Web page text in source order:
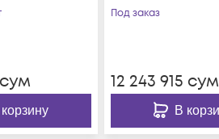
сум
Под заказ
12 243 915 сум
В